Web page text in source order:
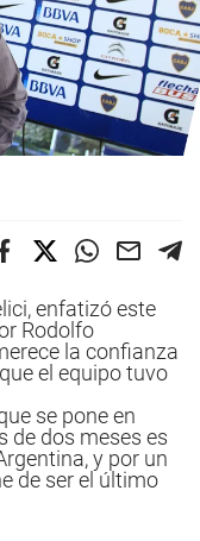
enfatizó este
Rodolfo
la confianza
el equipo tuvo
se pone en
de dos meses es
y por un
de ser el último